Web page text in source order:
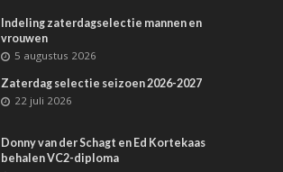
Indeling zaterdagselectie mannen en
vrouwen
5 augustus 2026
Zaterdag selectie seizoen 2026-2027
22 juli 2026
Donny van der Schagt en Ed Kortekaas
behalen VC2-diploma